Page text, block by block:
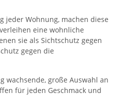
jeder Wohnung, machen diese
eine wohnliche
sie als Sichtschutz gegen
gegen die
wachsende, große Auswahl an
für jeden Geschmack und